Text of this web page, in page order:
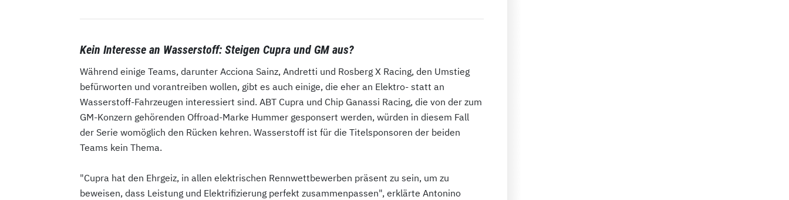
Kein Interesse an Wasserstoff: Steigen Cupra und GM aus?
Während einige Teams, darunter Acciona Sainz, Andretti und Rosberg X Racing, den Umstieg
befürworten und vorantreiben wollen, gibt es auch einige, die eher an Elektro- statt an
Wasserstoff-Fahrzeugen interessiert sind. ABT Cupra und Chip Ganassi Racing, die von der zum
GM-Konzern gehörenden Offroad-Marke Hummer gesponsert werden, würden in diesem Fall
der Serie womöglich den Rücken kehren. Wasserstoff ist für die Titelsponsoren der beiden
Teams kein Thema.
"Cupra hat den Ehrgeiz, in allen elektrischen Rennwettbewerben präsent zu sein, um zu
beweisen, dass Leistung und Elektrifizierung perfekt zusammenpassen", erklärte Antonino